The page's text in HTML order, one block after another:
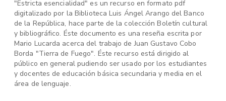
"Estricta esencialidad" es un recurso en formato pdf
digitalizado por la Biblioteca Luis Ángel Arango del Banco
de la República, hace parte de la colección Boletín cultural
y bibliográfico. Éste documento es una reseña escrita por
Mario Lucarda acerca del trabajo de Juan Gustavo Cobo
Borda "Tierra de Fuego". Éste recurso está dirigido al
público en general pudiendo ser usado por los estudiantes
y docentes de educación básica secundaria y media en el
área de lenguaje.